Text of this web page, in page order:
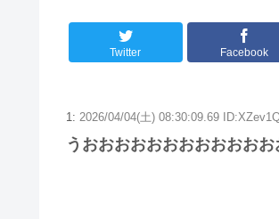
Twitter Facebook
1: 2026/04/04(土) 08:30:09.69
うおおおおおおおおおおお